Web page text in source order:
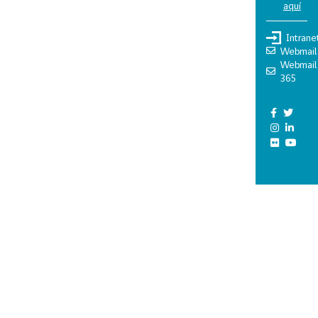
aquí
Webmail
Webmail
365